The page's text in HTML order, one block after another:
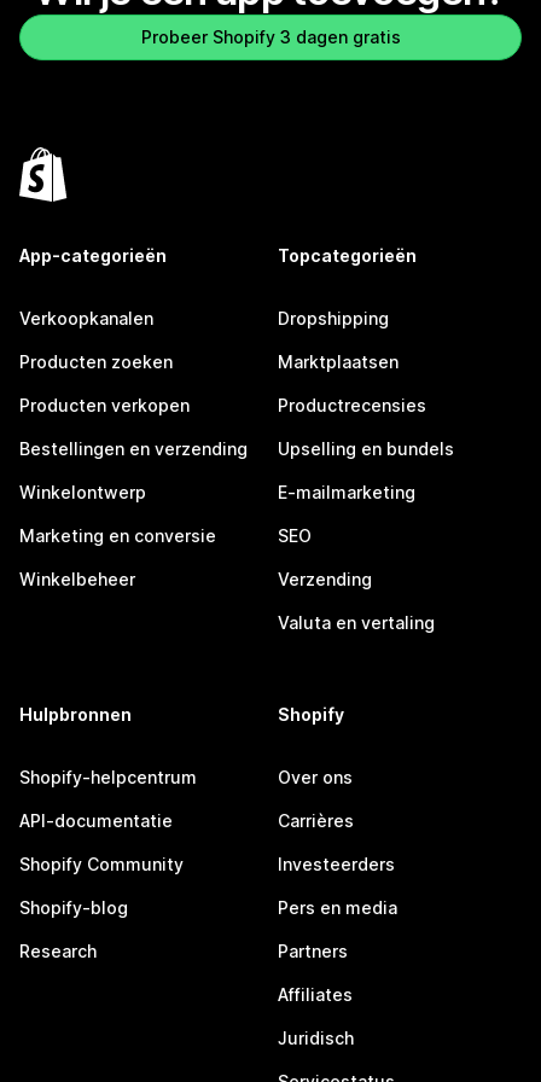
Probeer Shopify 3 dagen gratis
App-categorieën
Verkoopkanalen
Producten zoeken
Producten verkopen
Bestellingen en verzending
Winkelontwerp
Marketing en conversie
Winkelbeheer
Topcategorieën
Dropshipping
Marktplaatsen
Productrecensies
Upselling en bundels
E-mailmarketing
SEO
Verzending
Valuta en vertaling
Hulpbronnen
Shopify-helpcentrum
API-documentatie
Shopify Community
Shopify-blog
Research
Shopify
Over ons
Carrières
Investeerders
Pers en media
Partners
Affiliates
Juridisch